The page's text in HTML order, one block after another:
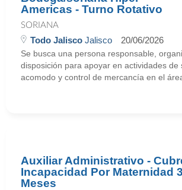
Americas - Turno Rotativo
SORIANA
Todo Jalisco Jalisco 20/06/2026
Se busca una persona responsable,
disposición para apoyar en actividades de
acomodo y control de mercancía en el
Auxiliar Administrativo -
Incapacidad Por Maternidad 3
Meses